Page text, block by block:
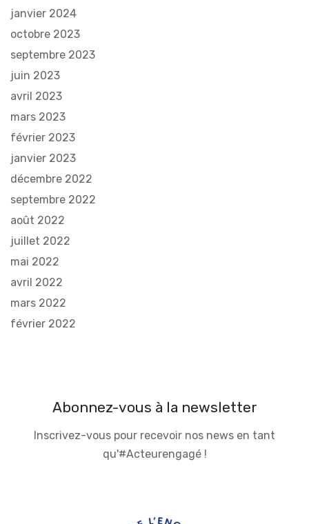
janvier 2024
octobre 2023
septembre 2023
juin 2023
avril 2023
mars 2023
février 2023
janvier 2023
décembre 2022
septembre 2022
août 2022
juillet 2022
mai 2022
avril 2022
mars 2022
février 2022
Abonnez-vous à la newsletter
Inscrivez-vous pour recevoir nos news en tant
qu'#Acteurengagé !